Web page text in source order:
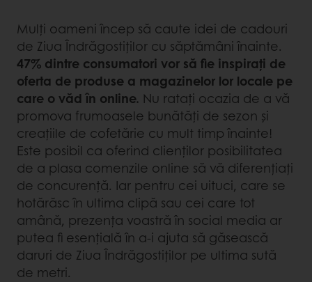
Mulți oameni încep să caute idei de cadouri
de Ziua Îndrăgostiților cu săptămâni înainte.
47% dintre consumatori vor să fie inspirați de
oferta de produse a magazinelor lor locale pe
care o văd în online. Nu ratați ocazia de a vă
promova frumoasele bunătăți de sezon și
creațiile de cofetărie cu mult timp înainte!
Este posibil ca oferind clienților posibilitatea
de a plasa comenzile online să vă diferențiați
de concurență. Iar pentru cei uituci, care se
hotărăsc în ultima clipă sau cei care tot
amână, prezența voastră în social media ar
putea fi esențială în a-i ajuta să găsească
daruri de Ziua Îndrăgostiților pe ultima sută
de metri.